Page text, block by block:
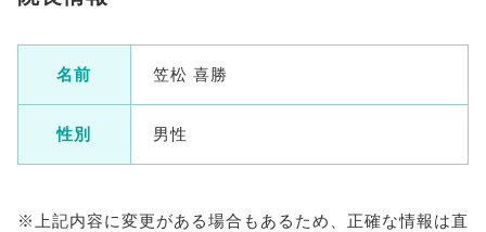
名前 笠松 喜勝
性別 男性
※上記内容に変更がある場合もあるため、正確な情報は直